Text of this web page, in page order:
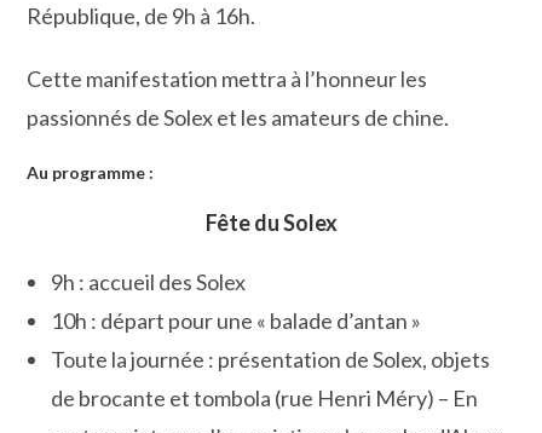
République, de 9h à 16h.
Cette manifestation mettra à l’honneur les
passionnés de Solex et les amateurs de chine.
Au programme :
Fête du Solex
9h : accueil des Solex
10h : départ pour une « balade d’antan »
Toute la journée : présentation de Solex, objets
de brocante et tombola (rue Henri Méry) – En